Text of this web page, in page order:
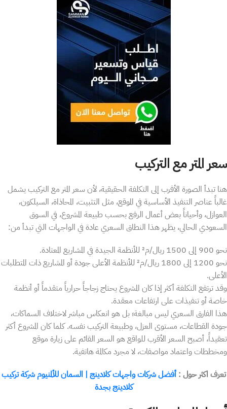
سعر المتر مع التركيب
هنا تبدأ الصورة الأقرب إلى التكلفة الحقيقية، لأن سعر المتر مع التركيب يشمل
غالباً عناصر التنفيذ الأساسية في الموقع، مثل التثبيت، المحاذاة، السيلكون،
العوازل، وأحياناً بعض أعمال الرفع بحسب طبيعة المشروع، في السوق
السعودي الحالي، يظهر هذا النطاق السعري عادة في الواجهات التي تبدأ من:
نحو 900 إلى 1500 ريال/م² للأنظمة الجيدة في المشاريع المعتادة.
نحو 1200 إلى 1800 ريال/م² للأنظمة الأعلى جودة أو المشاريع ذات المتطلبات
الأعلى.
وقد ترتفع التكلفة أكثر إذا كان المشروع يحتاج زجاجاً حرارياً متقدماً أو أنظمة
خاصة أو تنفيذات على ارتفاعات معقدة.
هذا الفارق السعري ليس مبالغة؛ بل هو انعكاس مباشر لاختلاف السماكات،
جودة القطاعات، مستوى العزل، وطبيعة التركيب نفسه. كلما كان المشروع أكثر
تعقيداً، أصبح السعر الأقرب للواقع هو السعر القائم على زيارة موقع
ومخططات واعتماد مواصفات، لا مجرد مكالمة هاتفية.
تعرف اكثر حول :أفضل شركات واجهات كلادينج | السمان للألمنيوم شركة تركيب
كلادينج بجدة